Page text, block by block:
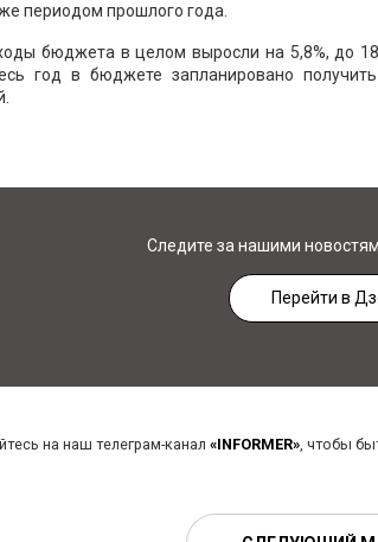
периодом прошлого года.
бюджета в целом выросли на 5,8%, до
год в бюджете запланировано
Следите за нашими
Перейти в
на наш телеграм-канал «INFORMER», чтобы